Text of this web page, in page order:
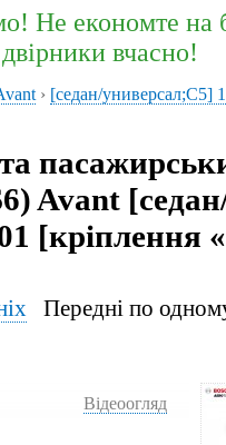
Не економте на
двірники вчасно!
› [седан/универсал;C5]
Avant
[кріплення
Передні по
Відеоогляд